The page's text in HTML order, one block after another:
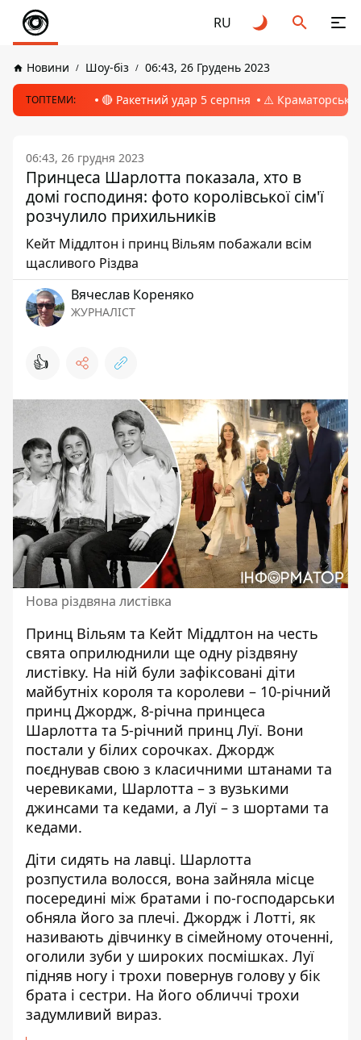
RU
Новини Шоу-біз 06:43, 26 Грудень 2023
ТОПТЕМИ: 🔴 Ракетний удар 5 серпня ⚠️ Краматорськ,
06:43, 26 грудня 2023
Принцеса Шарлотта показала, хто в
домі господиня: фото королівської сім'ї
розчулило прихильників
Кейт Міддлтон і принц Вільям побажали всім
щасливого Різдва
Вячеслав Кореняко
ЖУРНАЛІСТ
👍
Нова різдвяна листівка
Принц Вільям та Кейт Міддлтон на честь
свята оприлюднили ще одну різдвяну
листівку. На ній були зафіксовані діти
майбутніх короля та королеви – 10-річний
принц Джордж, 8-річна принцеса
Шарлотта та 5-річний принц Луї. Вони
постали у білих сорочках. Джордж
поєднував свою з класичними штанами та
черевиками, Шарлотта – з вузькими
джинсами та кедами, а Луї – з шортами та
кедами.
Діти сидять на лавці. Шарлотта
розпустила волосся, вона зайняла місце
посередині між братами і по-господарськи
обняла його за плечі. Джордж і Лотті, як
називають дівчинку в сімейному оточенні,
оголили зуби у широких посмішках. Луї
підняв ногу і трохи повернув голову у бік
брата і сестри. На його обличчі трохи
задумливий вираз.